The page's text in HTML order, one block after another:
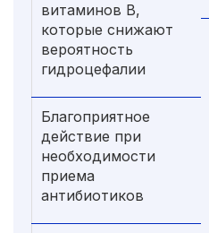
витаминов В,
которые снижают
вероятность
гидроцефалии
Благоприятное
действие при
необходимости
приема
антибиотиков